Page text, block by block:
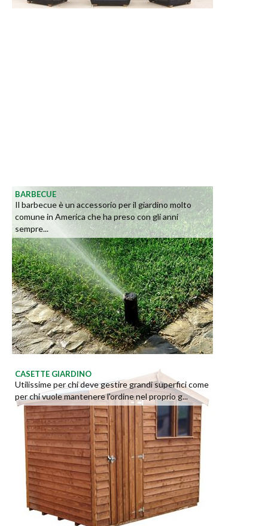
BARBECUE
Il barbecue è un accessorio per il giardino molto
comune in America che ha preso con gli anni
sempre...
CASETTE GIARDINO
Utilissime per chi deve gestire grandi superfici come
per chi vuole mantenere l'ordine nel proprio g...